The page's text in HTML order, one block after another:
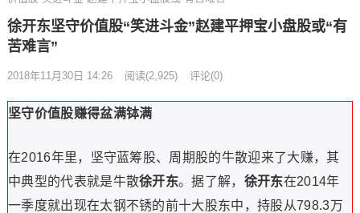
徐开东坚守价值股“笑进斗金”赵建平押宝小盘股或“有
苦难言”
2018年11月30日 14:26 阅读(2,925) 评论(0)
坚守价值股赚得盆满钵满
在2016年里，坚守蓝筹股、周期股的牛散迎来了大赚，其
中典型的代表就是牛散徐开东。据了解， 徐开东在2014年
一季度就出现在太钢不锈的前十大股东中，持股从798.3万